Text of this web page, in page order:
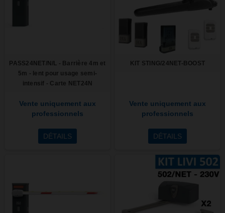
PASS24NET/N/L - Barrière 4m et
5m - lent pour usage semi-
intensif - Carte NET24N
Vente uniquement aux
professionnels
DÉTAILS
KIT STING/24NET-BOOST
Vente uniquement aux
professionnels
DÉTAILS